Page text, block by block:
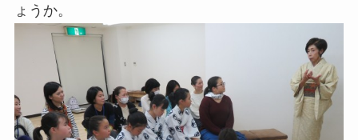
ょうか。